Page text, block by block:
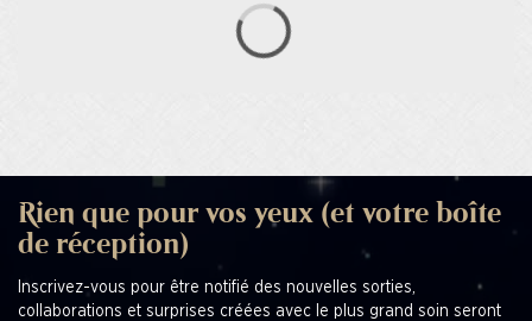
Rien que pour vos yeux (et votre boîte
de réception)
Inscrivez-vous pour être notifié des nouvelles sorties,
collaborations et surprises créées avec le plus grand soin seront